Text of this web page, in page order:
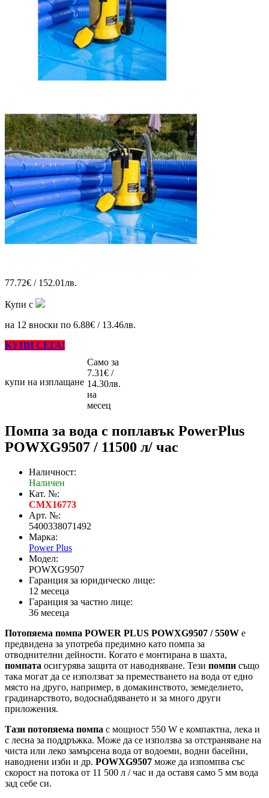
77.72€ / 152.01лв.
Купи с
на 12 вноски по 6.88€ / 13.46лв.
КУПИ СЕГА!
купи на изплащане
Само за
7.31€ /
14.30лв.
на
месец
Помпа за вода с поплавък PowerPlus
POWXG9507 / 11500 л/ час
Наличност:
Наличен
Кат. №:
CMX16773
Арт. №:
5400338071492
Марка:
Power Plus
Модел:
POWXG9507
Гаранция за юридическо лице:
12 месеца
Гаранция за частно лице:
36 месеца
Потопяема помпа POWER PLUS POWXG9507 / 550W е
предвидена за употреба предимно като помпа за
отводнителни дейности. Когато е монтирана в шахта,
помпата осигурява защита от наводняване. Тези помпи също
така могат да се използват за преместването на вода от едно
място на друго, например, в домакинството, земеделието,
градинарството, водоснабдяването и за много други
приложения.
Тази потопяема помпа с мощност 550 W е компактна, лека и
с лесна за поддръжка. Може да се използва за отстраняване на
чиста или леко замърсена вода от водоеми, водни басейни,
наводнени изби и др. POWXG9507 може да изпомпва със
скорост на потока от 11 500 л / час и да оставя само 5 мм вода
зад себе си.